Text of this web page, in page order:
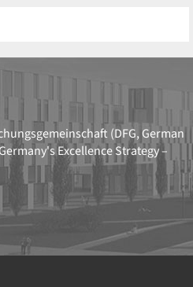
(DFG, German
Excellence Strategy –